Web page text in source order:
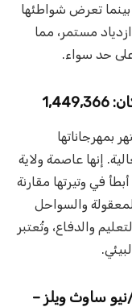
تعرض شواطئها
مستمر، مما
حد سواء.
بمهرجاناتها
إنها عاصمة ولاية
في وتيرتها مقارنة
والسواحل
والدفاع، وتُعتبر
نيو ساوث ويلز –